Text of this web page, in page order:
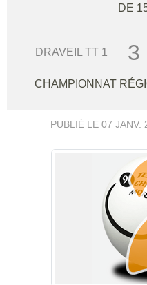
DE
DRAVEIL TT 1 3
CHAMPIONNAT
PUBLIÉ LE 07 JANV.